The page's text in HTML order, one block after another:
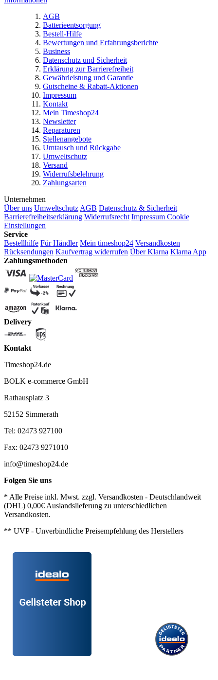
AGB
Batterieentsorgung
Bestell-Hilfe
Bewertungen und Erfahrungsberichte
Business
Datenschutz und Sicherheit
Erklärung zur Barrierefreiheit
Gewährleistung und Garantie
Gutscheine & Rabatt-Aktionen
Impressum
Kontakt
Mein Timeshop24
Newsletter
Reparaturen
Stellenangebote
Umtausch und Rückgabe
Umweltschutz
Versand
Widerrufsbelehrung
Zahlungsarten
Unternehmen
Über uns Umweltschutz AGB Datenschutz & Sicherheit
Barrierefreiheitserklärung Widerrufsrecht Impressum Cookie
Einstellungen
Service
Bestellhilfe Für Händler Mein timeshop24 Versandkosten
Rücksendungen Kaufvertrag widerrufen Über Klarna Klarna App
Zahlungsmethoden
Delivery
Kontakt
Timeshop24.de
BOLK e-commerce GmbH
Rathausplatz 3
52152 Simmerath
Tel: 02473 927100
Fax: 02473 9271010
info@timeshop24.de
Folgen Sie uns
* Alle Preise inkl. Mwst. zzgl. Versandkosten - Deutschlandweit
(DHL) 0,00€ Auslandslieferung zu unterschiedlichen
Versandkosten.
** UVP - Unverbindliche Preisempfehlung des Herstellers